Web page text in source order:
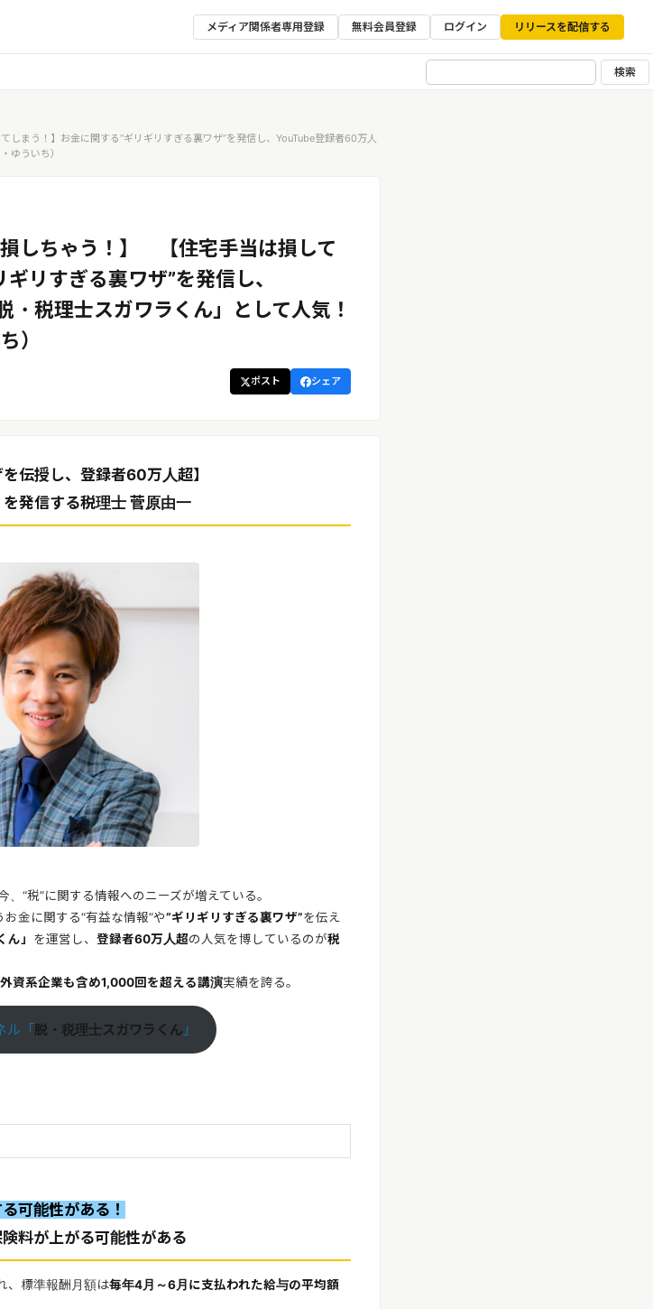
メディア関係者専用登録 無料会員登録 ログイン リリースを配信する
検索
まう！】お金に関する“ギリギリすぎる裏ワザ”を発信し、YouTube登録者60万人
ゆういち）
損しちゃう！】 【住宅手当は損して
リすぎる裏ワザ”を発信し、
税理士スガワラくん」として人気！
）
ポスト シェア
伝授し、登録者60万人超】
発信する税理士 菅原由一
、“税”に関する情報へのニーズが増えている。
お金に関する“有益な情報”や“ギリギリすぎる裏ワザ”を伝え
」 を運営し、 登録者60万人超の人気を博しているのが税
資系企業も含め1,000回を超える講演実績を誇る。
ル「脱・税理士スガワラくん 」
可能性がある！
料が上がる可能性がある
、標準報酬月額は毎年4月～6月に支払われた給与の平均額